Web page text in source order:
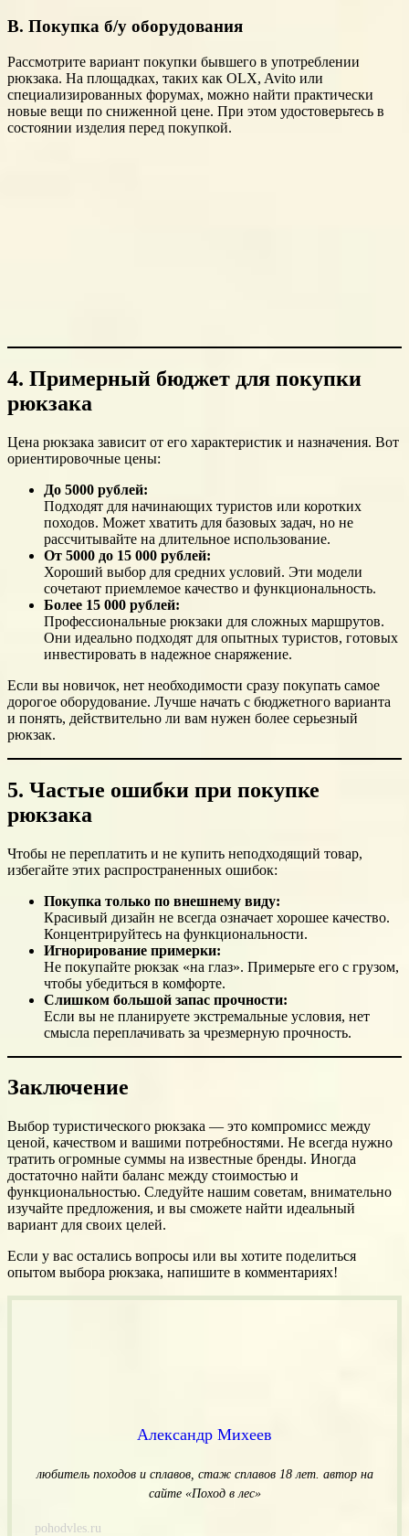
В. Покупка б/у оборудования
Рассмотрите вариант покупки бывшего в употреблении
рюкзака. На площадках, таких как OLX, Avito или
специализированных форумах, можно найти практически
новые вещи по сниженной цене. При этом удостоверьтесь в
состоянии изделия перед покупкой.
4. Примерный бюджет для покупки
рюкзака
Цена рюкзака зависит от его характеристик и назначения. Вот
ориентировочные цены:
До 5000 рублей:
Подходят для начинающих туристов или коротких
походов. Может хватить для базовых задач, но не
рассчитывайте на длительное использование.
От 5000 до 15 000 рублей:
Хороший выбор для средних условий. Эти модели
сочетают приемлемое качество и функциональность.
Более 15 000 рублей:
Профессиональные рюкзаки для сложных маршрутов.
Они идеально подходят для опытных туристов, готовых
инвестировать в надежное снаряжение.
Если вы новичок, нет необходимости сразу покупать самое
дорогое оборудование. Лучше начать с бюджетного варианта
и понять, действительно ли вам нужен более серьезный
рюкзак.
5. Частые ошибки при покупке
рюкзака
Чтобы не переплатить и не купить неподходящий товар,
избегайте этих распространенных ошибок:
Покупка только по внешнему виду:
Красивый дизайн не всегда означает хорошее качество.
Концентрируйтесь на функциональности.
Игнорирование примерки:
Не покупайте рюкзак «на глаз». Примерьте его с грузом,
чтобы убедиться в комфорте.
Слишком большой запас прочности:
Если вы не планируете экстремальные условия, нет
смысла переплачивать за чрезмерную прочность.
Заключение
Выбор туристического рюкзака — это компромисс между
ценой, качеством и вашими потребностями. Не всегда нужно
тратить огромные суммы на известные бренды. Иногда
достаточно найти баланс между стоимостью и
функциональностью. Следуйте нашим советам, внимательно
изучайте предложения, и вы сможете найти идеальный
вариант для своих целей.
Если у вас остались вопросы или вы хотите поделиться
опытом выбора рюкзака, напишите в комментариях!
Александр Михеев
любитель походов и сплавов, стаж сплавов 18 лет. автор на
сайте «Поход в лес»
pohodvles.ru